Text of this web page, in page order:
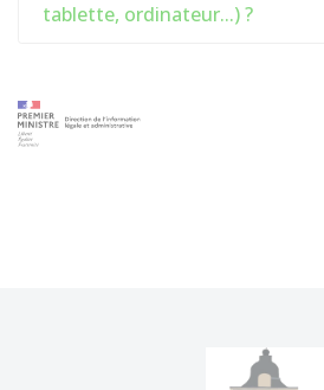
tablette, ordinateur...) ?